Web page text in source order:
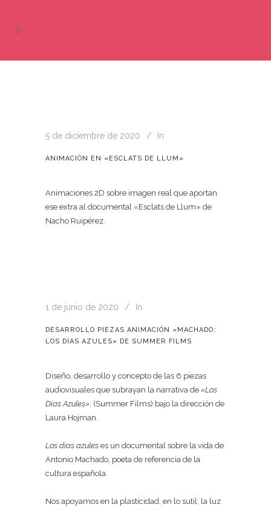
5 de diciembre de 2020 In
ANIMACIÓN EN «ESCLATS DE LLUM»
Animaciones 2D sobre imagen real que aportan
ese extra al documental «Esclats de Llum» de
Nacho Ruipérez.
1 de junio de 2020 In
DESARROLLO PIEZAS ANIMACIÓN «MACHADO:
LOS DÍAS AZULES» DE SUMMER FILMS
Diseño, desarrollo y concepto de las 6 piezas
audiovisuales que subrayan la narrativa de «Los
Días Azules», (Summer Films) bajo la dirección de
Laura Hojman.
Los días azules es un documental sobre la vida de
Antonio Machado, poeta de referencia de la
cultura española.
Nos apoyamos en la plasticidad, en lo sutil, la luz